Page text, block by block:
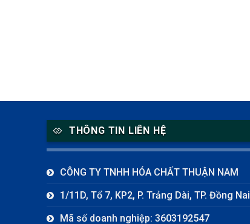
THÔNG TIN LIÊN HỆ
CÔNG TY TNHH HÓA CHẤT THUẬN NAM
1/11D, Tổ 7, KP2, P. Trảng Dài, TP. Đồng Nai
Mã số doanh nghiệp: 3603192547